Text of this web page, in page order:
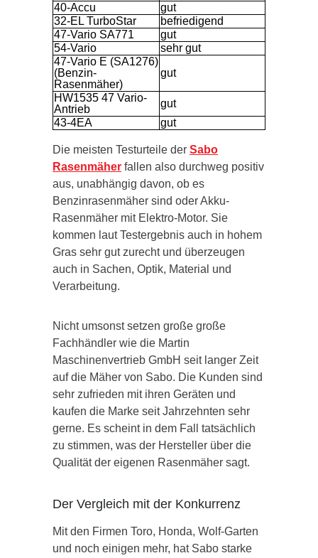
40-Accu
gut
32-EL TurboStar
befriedigend
47-Vario SA771
gut
54-Vario
sehr gut
47-Vario E (SA1276)
(Benzin-
Rasenmäher)
gut
HW1535 47 Vario-
Antrieb
gut
43-4EA
gut
Die meisten Testurteile der Sabo
Rasenmäher fallen also durchweg positiv
aus, unabhängig davon, ob es
Benzinrasenmäher sind oder Akku-
Rasenmäher mit Elektro-Motor. Sie
kommen laut Testergebnis auch in hohem
Gras sehr gut zurecht und überzeugen
auch in Sachen, Optik, Material und
Verarbeitung.
Nicht umsonst setzen große große
Fachhändler wie die Martin
Maschinenvertrieb GmbH seit langer Zeit
auf die Mäher von Sabo. Die Kunden sind
sehr zufrieden mit ihren Geräten und
kaufen die Marke seit Jahrzehnten sehr
gerne. Es scheint in dem Fall tatsächlich
zu stimmen, was der Hersteller über die
Qualität der eigenen Rasenmäher sagt.
Der Vergleich mit der Konkurrenz
Mit den Firmen Toro, Honda, Wolf-Garten
und noch einigen mehr, hat Sabo starke